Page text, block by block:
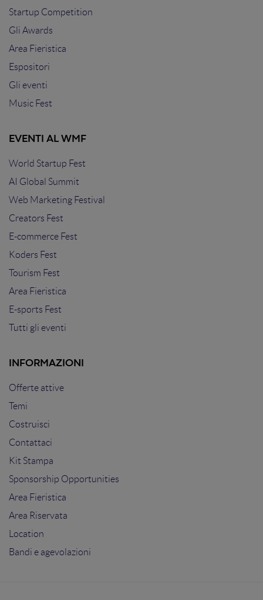
Startup Competition
Gli Awards
Area Fieristica
Espositori
Gli eventi
Music Fest
EVENTI AL WMF
World Startup Fest
AI Global Summit
Web Marketing Festival
Creators Fest
E-commerce Fest
Koders Fest
Tourism Fest
Area Fieristica
E-sports Fest
Tutti gli eventi
INFORMAZIONI
Offerte attive
Temi
Costruisci
Contattaci
Kit Stampa
Sponsorship Opportunities
Area Fieristica
Area Riservata
Location
Bandi e agevolazioni